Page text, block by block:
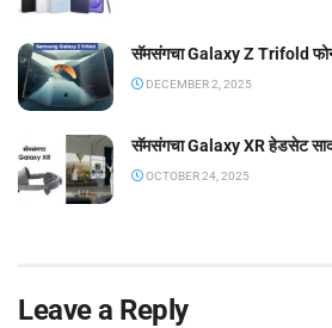
सॅमसंगचा Galaxy Z Trifold फोन
DECEMBER 2, 2025
सॅमसंगचा Galaxy XR हेडसेट
OCTOBER 24, 2025
Leave a Reply